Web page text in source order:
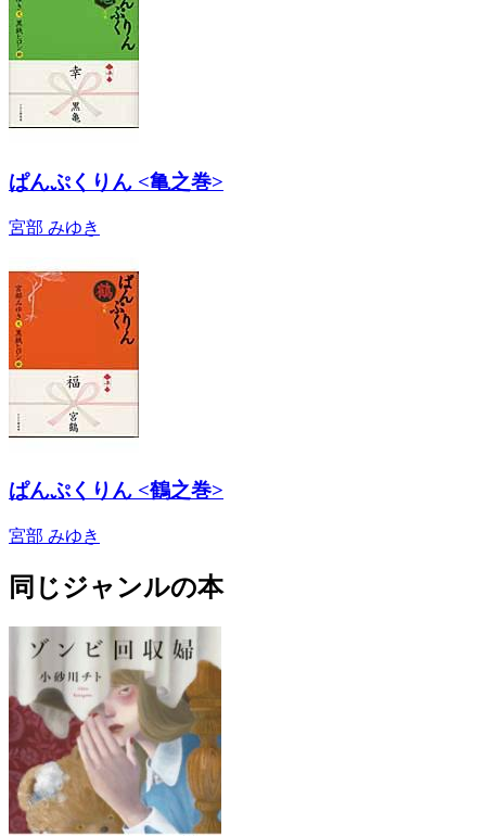
ぱんぷくりん <亀之巻>
宮部 みゆき
ぱんぷくりん <鶴之巻>
宮部 みゆき
同じジャンルの本